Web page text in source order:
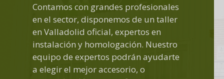
Contamos con grandes profesionales
en el sector, disponemos de un taller
en Valladolid oficial, expertos en
instalación y homologación. Nuestro
equipo de expertos podrán ayudarte
a elegir el mejor accesorio, o